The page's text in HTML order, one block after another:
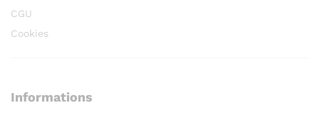
CGU
Cookies
Informations